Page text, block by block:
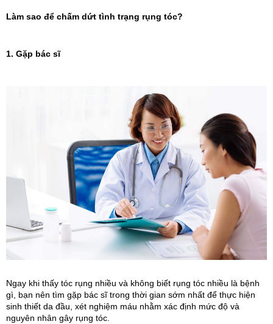
Làm sao để chấm dứt tình trạng rụng tóc?
1. Gặp bác sĩ
Ngay khi thấy tóc rụng nhiều và không biết rụng tóc nhiều là bệnh
gì, bạn nên tìm gặp bác sĩ trong thời gian sớm nhất để thực hiện
sinh thiết da đầu, xét nghiệm máu nhằm xác định mức độ và
nguyên nhân gây rụng tóc.